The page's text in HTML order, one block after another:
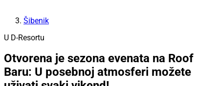
Šibenik
U D-Resortu
Otvorena je sezona evenata na Roof
Baru: U posebnoj atmosferi možete